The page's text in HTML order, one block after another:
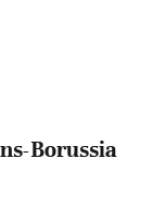
Borussia